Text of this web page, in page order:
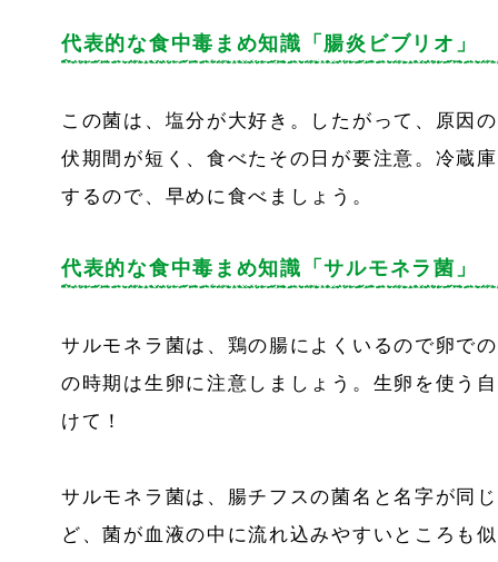
代表的な食中毒まめ知識「腸炎ビブリオ」
この菌は、塩分が大好き。したがって、原因
伏期間が短く、食べたその日が要注意。冷蔵
するので、早めに食べましょう。
代表的な食中毒まめ知識「サルモネラ菌」
サルモネラ菌は、鶏の腸によくいるので卵で
の時期は生卵に注意しましょう。生卵を使う
けて！
サルモネラ菌は、腸チフスの菌名と名字が同
ど、菌が血液の中に流れ込みやすいところも